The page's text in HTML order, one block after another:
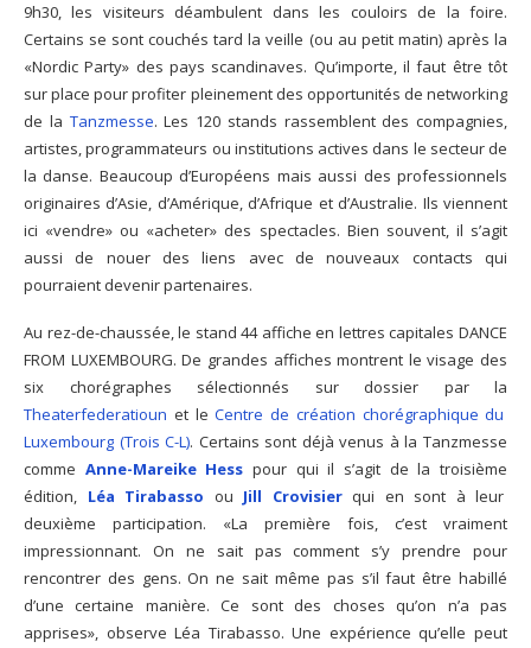
9h30, les visiteurs déambulent dans les couloirs de la foire.
Certains se sont couchés tard la veille (ou au petit matin) après la
«Nordic Party» des pays scandinaves. Qu’importe, il faut être tôt
sur place pour profiter pleinement des opportunités de networking
de la Tanzmesse. Les 120 stands rassemblent des compagnies,
artistes, programmateurs ou institutions actives dans le secteur de
la danse. Beaucoup d’Européens mais aussi des professionnels
originaires d’Asie, d’Amérique, d’Afrique et d’Australie. Ils viennent
ici «vendre» ou «acheter» des spectacles. Bien souvent, il s’agit
aussi de nouer des liens avec de nouveaux contacts qui
pourraient devenir partenaires.
Au rez-de-chaussée, le stand 44 affiche en lettres capitales DANCE
FROM LUXEMBOURG. De grandes affiches montrent le visage des
six chorégraphes sélectionnés sur dossier par la
Theaterfederatioun et leCentre de création chorégraphique du
Luxembourg (Trois C-L). Certains sont déjà venus à la Tanzmesse
comme Anne-Mareike Hess pour qui il s’agit de la troisième
édition, Léa Tirabasso ou Jill Crovisier qui en sont à leur
deuxième participation. «La première fois, c’est vraiment
impressionnant. On ne sait pas comment s’y prendre pour
rencontrer des gens. On ne sait même pas s’il faut être habillé
d’une certaine manière. Ce sont des choses qu’on n’a pas
apprises», observe Léa Tirabasso. Une expérience qu’elle peut